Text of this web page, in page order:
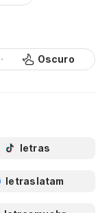
Oscuro
letras
letraslatam